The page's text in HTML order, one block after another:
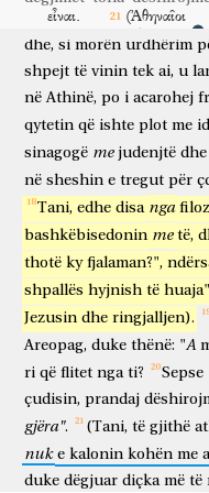
εἶναι. (Ἀθηναῖοι
ξένοι
të huajt
εἰς
për
οὐδὲν
asgjë
ἕτερον
tjetër
ἀκούειν
për të dëgjuar
τι
më
ἐν
në
μέσῳ
mes
τοῦ Ἀρείου
të Areo
κατὰ
lidhur me
πάντα
të gjitha sa
διερχόμενος
duke kaluar
γὰρ
sepse
καὶ
dhe
σεβάσματα
objektet e adhurimit
ὑμῶν,
tuaja
ἐπεγέγραπτο,
ishte mbishkruar të
ἀγνοοῦντες
duke mos njohur adhuroni
Θεὸς
Perëndia
ὁ
ai
ποιήσας
që bëri
τὸν
οὐρανοῦ
i qielli dhe
γῆς
i toke
ὑπάρχων
duke
ναοῖς
shenjtërore
κατοικεῖ,
banon
θεραπεύεται,
shërbehet duke pasur
Tani, ata që e
dhe, si morën urdhërim
shpejt të vinin tek ai, u
në Athinë, po i acarohej
qytetin që ishte plot me
sinagogë me judenjtë dhe
në sheshin e tregut për
Tani, edhe disa nga
bashkëbisedonin me të,
thotë ky fjalaman?",
shpallës hyjnish të huaja"
Jezusin dhe ringjalljen).
Areopag, duke thënë: "A
ri që flitet nga ti? Sepse
çudisin, prandaj
gjëra". (Tani, të gjithë
nuk e kalonin kohën me
duke dëgjuar diçka më të